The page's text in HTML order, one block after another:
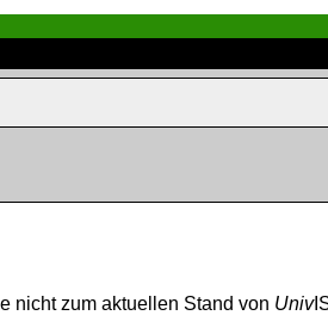
nicht zum aktuellen Stand von Univ